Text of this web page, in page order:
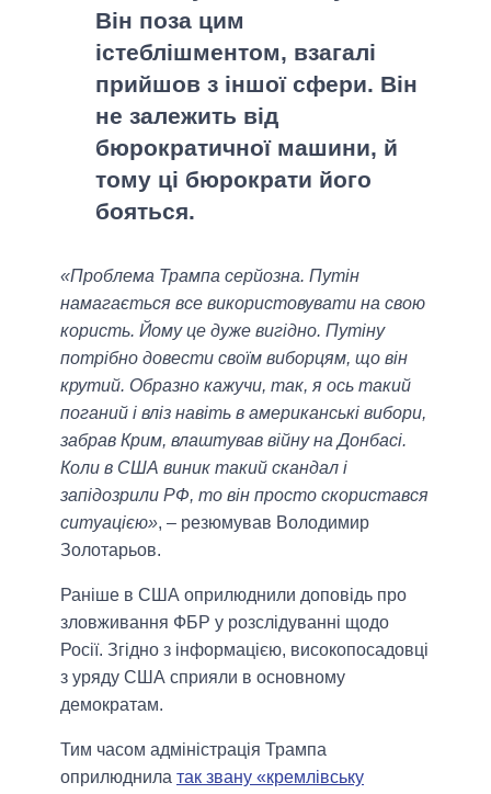
Він поза цим
істеблішментом, взагалі
прийшов з іншої сфери. Він
не залежить від
бюрократичної машини, й
тому ці бюрократи його
бояться.
«Проблема Трампа серйозна. Путін
намагається все використовувати на свою
користь. Йому це дуже вигідно. Путіну
потрібно довести своїм виборцям, що він
крутий. Образно кажучи, так, я ось такий
поганий і вліз навіть в американські вибори,
забрав Крим, влаштував війну на Донбасі.
Коли в США виник такий скандал і
запідозрили РФ, то він просто скористався
ситуацією», – резюмував Володимир
Золотарьов.
Раніше в США оприлюднили доповідь про
зловживання ФБР у розслідуванні щодо
Росії. Згідно з інформацією, високопосадовці
з уряду США сприяли в основному
демократам.
Тим часом адміністрація Трампа
оприлюднила так звану «кремлівську